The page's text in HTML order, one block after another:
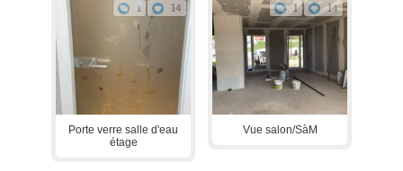
1 14
Porte verre salle d'eau
étage
1 14
Vue salon/SàM